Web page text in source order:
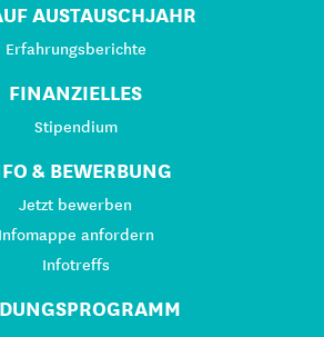
AUSTAUSCHJAHR
Erfahrungsberichte
FINANZIELLES
Stipendium
& BEWERBUNG
Jetzt bewerben
Infomappe anfordern
Infotreffs